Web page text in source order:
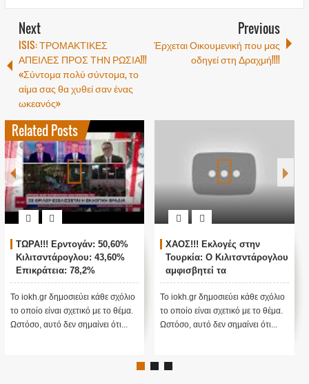
Next
ISIS: ΤΡΟΜΑΚΤΙΚΕΣ
ΑΠΕΙΛΕΣ ΠΡΟΣ ΤΗΝ ΡΩΣΙΑ!!!
«Σύντομα πολύ σύντομα, το
αίμα σας θα χυθεί σαν ένας
ωκεανός»
Previous
Έρχεται Οικουμενική που μας
οδηγεί στη Δραχμή!!!!
Related Posts
ΤΩΡΑ!!! Ερντογάν: 50,60%
Κιλιτσντάρογλου: 43,60%
Επικράτεια: 78,2%
iokh.gr δημοσιεύει κάθε σχόλιο
οποίο είναι σχετικό με το θέμα.
αυτό δεν σημαίνει ότι...
ΧΑΟΣ!!! Εκλογές στην
Τουρκία: Ο Κιλιτσντάρογλου
αμφισβητεί τα
αποτελέσματα θα γίνουν
ενστάσεις...
Το iokh.gr δημοσιεύει κάθε σχόλιο
το οποίο είναι σχετικό με το θέμα.
Ωστόσο, αυτό δεν σημαίνει ότι...